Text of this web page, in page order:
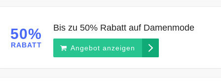
50%
RABATT
Bis zu 50% Rabatt auf Damenmode
Angebot anzeigen